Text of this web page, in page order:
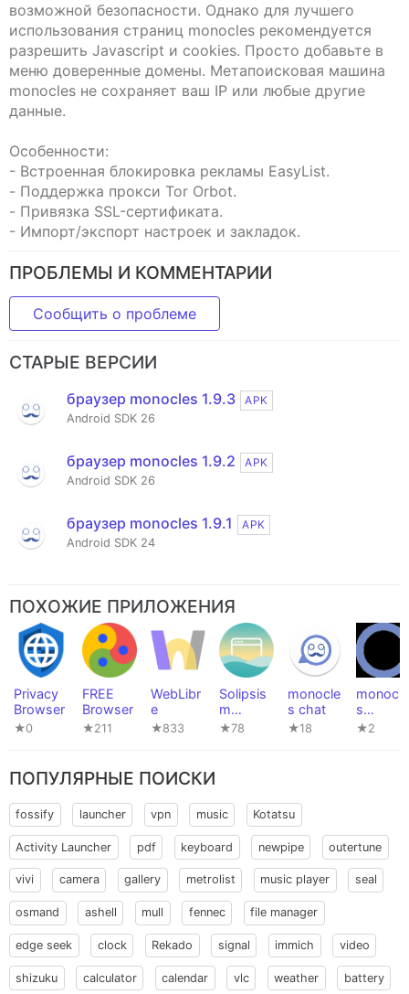
возможной безопасности. Однако для лучшего
использования страниц monocles рекомендуется
разрешить Javascript и cookies. Просто добавьте в
меню доверенные домены. Метапоисковая машина
monocles не сохраняет ваш IP или любые другие
данные.
Особенности:
- Встроенная блокировка рекламы EasyList.
- Поддержка прокси Tor Orbot.
- Привязка SSL-сертификата.
- Импорт/экспорт настроек и закладок.
ПРОБЛЕМЫ И КОММЕНТАРИИ
Сообщить о проблеме
СТАРЫЕ ВЕРСИИ
браузер monocles 1.9.3
APK
Android SDK 26
браузер monocles 1.9.2
APK
Android SDK 26
браузер monocles 1.9.1
APK
Android SDK 24
ПОХОЖИЕ ПРИЛОЖЕНИЯ
Privacy
Browser
★0
FREE
Browser
★211
WebLibr
e
★833
Solipsis
m
Browser
★78
monocle
s chat
★18
monocle
s
launcher
★2
ПОПУЛЯРНЫЕ ПОИСКИ
fossify launcher vpn music Kotatsu
Activity Launcher pdf keyboard newpipe outertune
vivi camera gallery metrolist music player seal
osmand ashell mull fennec file manager
edge seek clock Rekado signal immich video
shizuku calculator calendar vlc weather battery